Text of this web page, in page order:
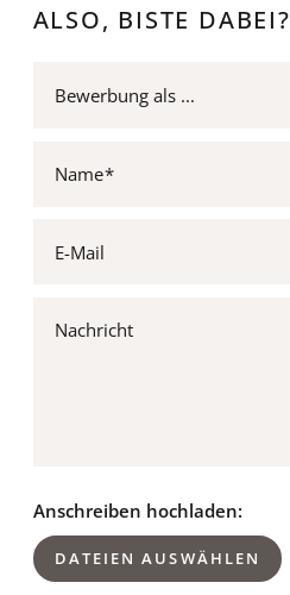
ALSO, BISTE DABEI?
Name
E-Mail
Nachricht
Anschreiben hochladen:
DATEIEN AUSWÄHLEN